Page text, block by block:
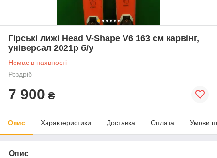
Гірські лижі Head V-Shape V6 163 см карвінг,
універсал 2021р б/у
Немає в наявності
Роздріб
7 900 ₴
Опис Характеристики Доставка Оплата Умови
Опис